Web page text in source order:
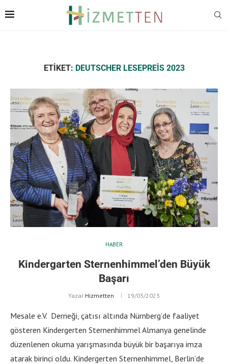
ETIKET: DEUTSCHER LESEPREIS 2023
HABER
Kindergarten Sternenhimmel’den Büyük
Başarı
Yazar Hizmetten 19/03/2023
Mesale e.V. Derneği, çatısı altında Nürnberg’de faaliyet
gösteren Kindergerten Sternenhimmel Almanya genelinde
düzenlenen okuma yarışmasında büyük bir başarıya imza
atarak birinci oldu. Kindergerten Sternenhimmel, Berlin’de